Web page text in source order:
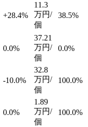
+28.4%
11.3
万円/
個
38.5%
0.0%
37.21
万円/
個
0.0%
-10.0%
32.8
万円/
個
100.0%
0.0%
1.89
万円/
個
100.0%